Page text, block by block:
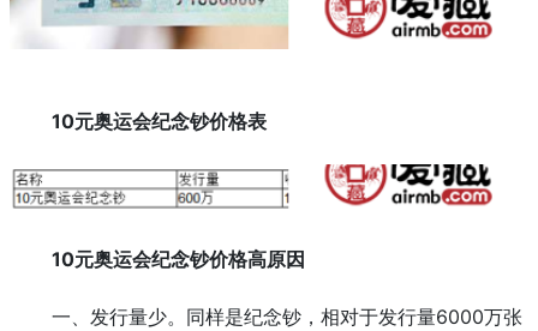
10元奥运会纪念钞价格表
10元奥运会纪念钞价格高原因
一、发行量少。同样是纪念钞，相对于发行量6000万张